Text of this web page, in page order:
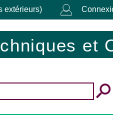
extérieurs)
et